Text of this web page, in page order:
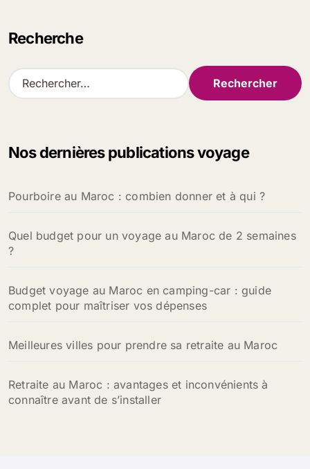
Recherche
R
e
r
e
:
Nos dernières publications voyage
Pourboire au Maroc : combien donner et à qui ?
Quel budget pour un voyage au Maroc de 2 semaines
?
Budget voyage au Maroc en camping-car : guide
complet pour maîtriser vos dépenses
Meilleures villes pour prendre sa retraite au Maroc
Retraite au Maroc : avantages et inconvénients à
connaître avant de s’installer